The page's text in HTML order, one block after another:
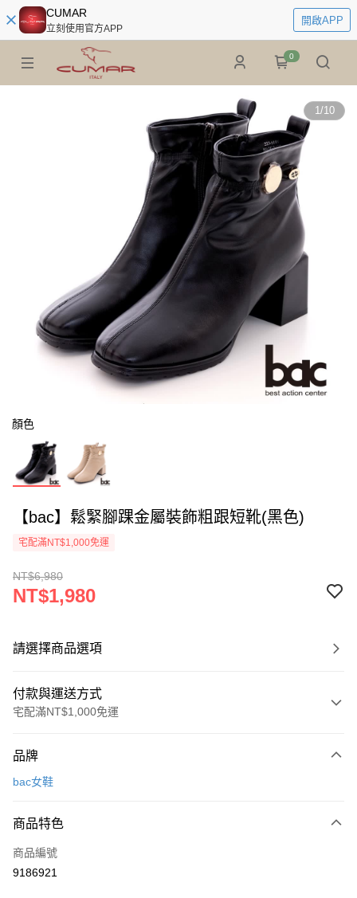
CUMAR
立刻使用官方APP
開啟APP
0
1/10
顏色
【bac】鬆緊腳踝金屬裝飾粗跟短靴(黑色)
宅配滿NT$1,000免運
NT$6,980
NT$1,980
請選擇商品選項
付款與運送方式
宅配滿NT$1,000免運
信用卡一次付款
Apple Pay
街口支付
品牌
bac女鞋
商品特色
商品編號
9186921